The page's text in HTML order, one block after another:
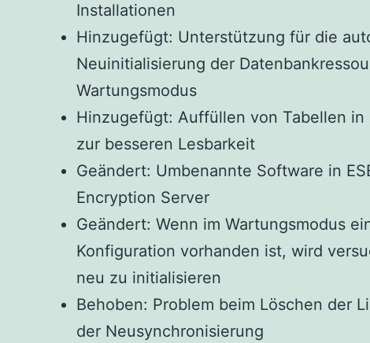
Installationen
Hinzugefügt: Unterstützung für die
Neuinitialisierung der
Wartungsmodus
Hinzugefügt: Auffüllen von Tabellen
zur besseren Lesbarkeit
Geändert: Umbenannte Software in
Encryption Server
Geändert: Wenn im Wartungsmodus
Konfiguration vorhanden ist, wird
neu zu initialisieren
Behoben: Problem beim Löschen der
der Neusynchronisierung